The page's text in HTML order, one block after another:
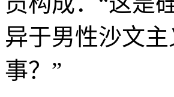
异于男性沙文
事？”